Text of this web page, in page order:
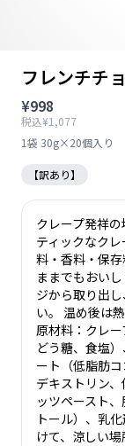
フレンチチ
¥998
税込¥1,077
1袋 30g×20個入り
【訳あり】
クレープ発祥
ティックなク
料・香料・保
ままでもおい
ジから取り出
い。 温め後は
原材料：クレ
どう糖、食塩
ート（低脂肪
デキストリン
ッツペースト
トール）、乳
けて、涼しい